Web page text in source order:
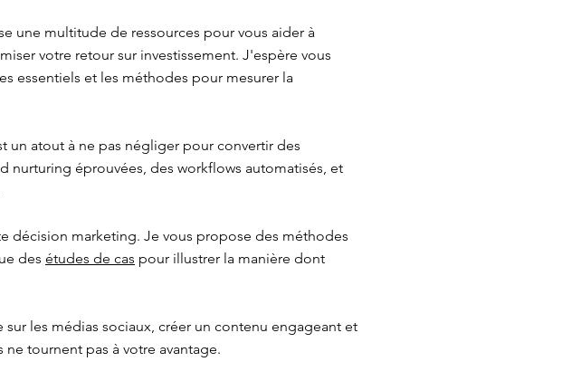
une multitude de ressources pour vous aider à
votre retour sur investissement. J'espère vous
essentiels et les méthodes pour mesurer la
un atout à ne pas négliger pour convertir des
nurturing éprouvées, des workflows automatisés, et
décision marketing. Je vous propose des méthodes
des études de cas pour illustrer la manière dont
les médias sociaux, créer un contenu engageant et
tournent pas à votre avantage.